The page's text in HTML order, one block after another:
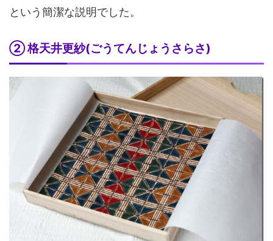
という簡潔な説明でした。
② 格天井更紗(ごうてんじょうさらさ)